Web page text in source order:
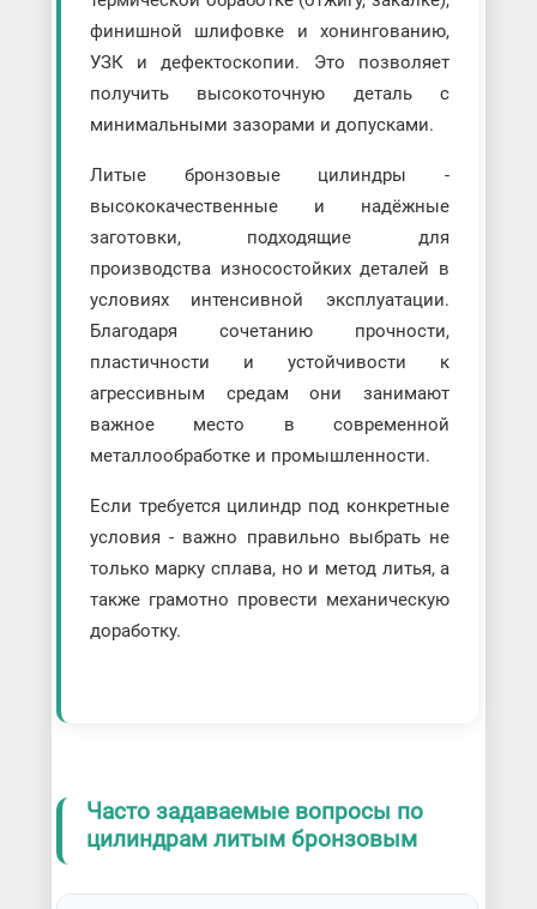
финишной шлифовке и хонингованию,
УЗК и дефектоскопии. Это позволяет
получить высокоточную деталь с
минимальными зазорами и допусками.
Литые бронзовые цилиндры -
высококачественные и надёжные
заготовки, подходящие для
производства износостойких деталей в
условиях интенсивной эксплуатации.
Благодаря сочетанию прочности,
пластичности и устойчивости к
агрессивным средам они занимают
важное место в современной
металлообработке и промышленности.
Если требуется цилиндр под конкретные
условия - важно правильно выбрать не
только марку сплава, но и метод литья, а
также грамотно провести механическую
доработку.
Часто задаваемые вопросы по
цилиндрам литым бронзовым